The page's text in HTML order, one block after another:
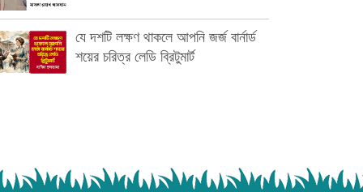
যে দশটি লক্ষণ থাকলে আপনি জর্জ বার্নার্ড
শয়ের চরিত্র লেডি ব্রিটুমার্ট